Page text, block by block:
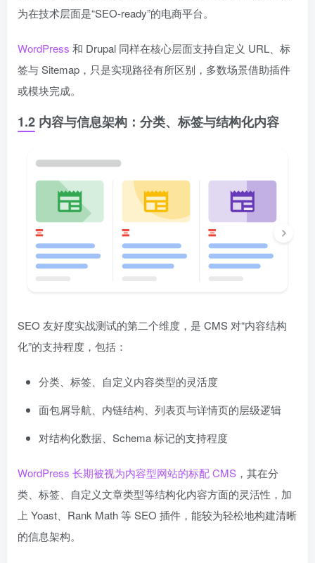
为在技术层面是“SEO-ready”的电商平台。
WordPress 和 Drupal 同样在核心层面支持自定义 URL、标
签与 Sitemap，只是实现路径有所区别，多数场景借助插件
或模块完成。
1.2 内容与信息架构：分类、标签与结构化内容
SEO 友好度实战测试的第二个维度，是 CMS 对“内容结构
化”的支持程度，包括：
分类、标签、自定义内容类型的灵活度
面包屑导航、内链结构、列表页与详情页的层级逻辑
对结构化数据、Schema 标记的支持程度
WordPress 长期被视为内容型网站的标配 CMS ，其在分
类、标签、自定义文章类型等结构化内容方面的灵活性，加
上 Yoast、Rank Math 等 SEO 插件，能较为轻松地构建清晰
的信息架构。